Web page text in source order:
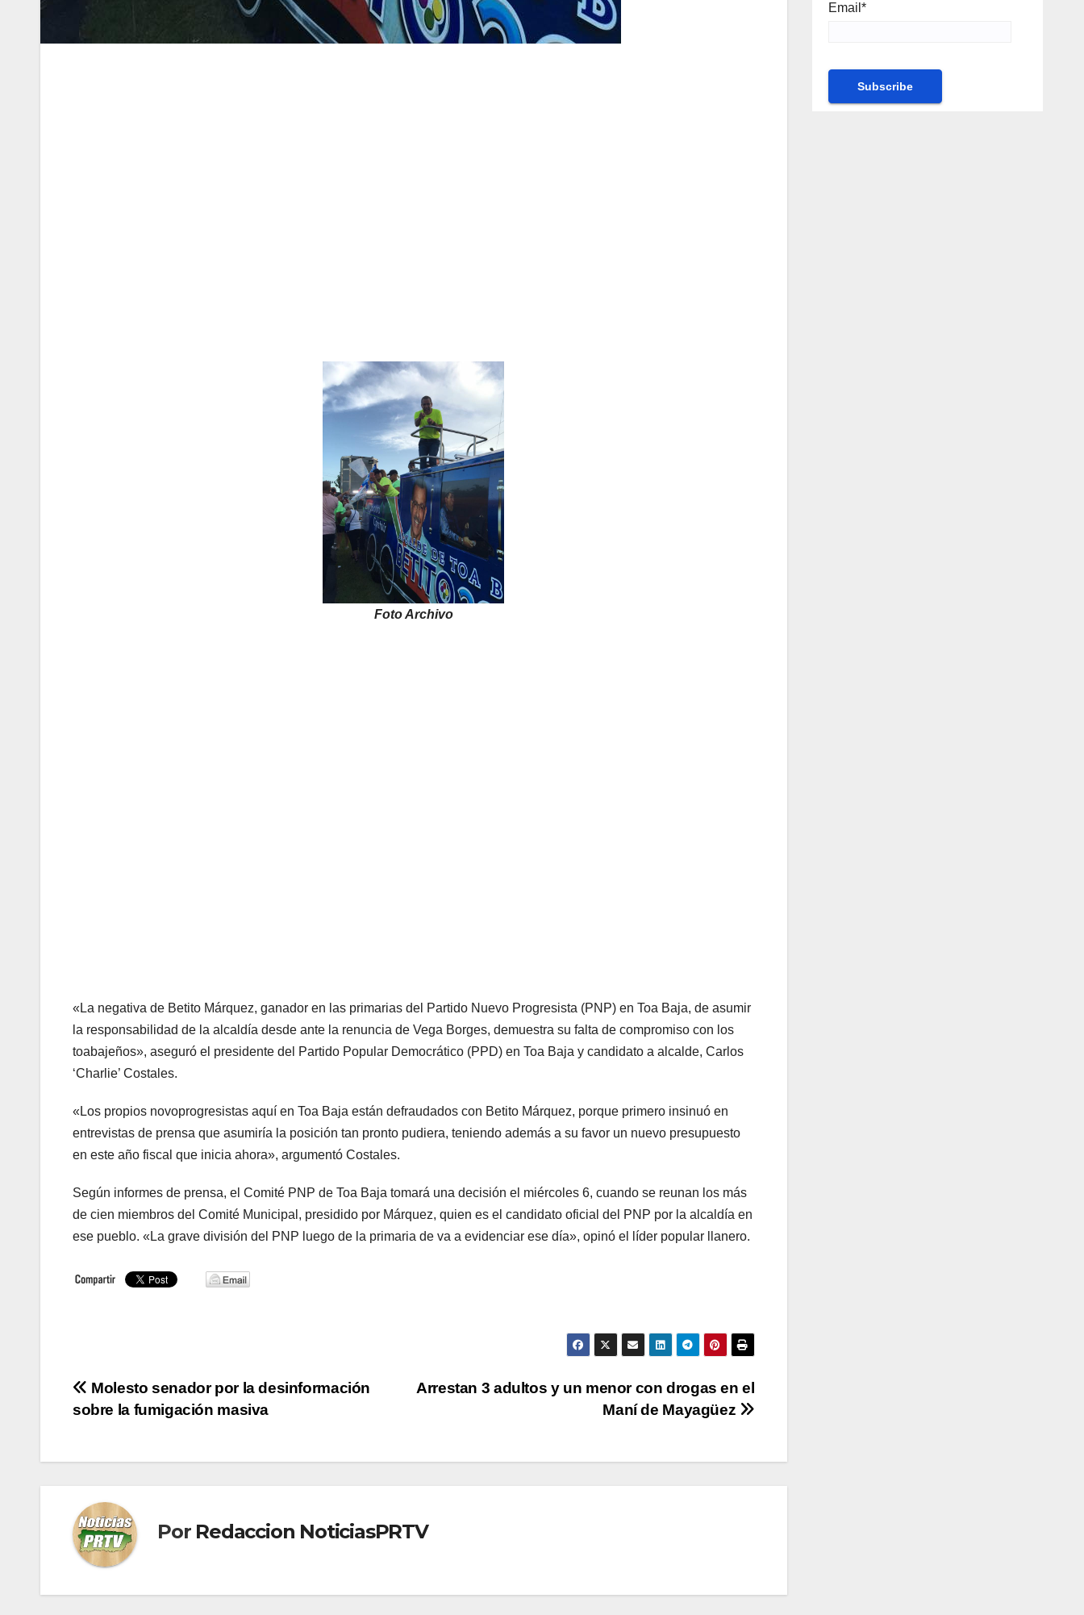
Foto Archivo
«La negativa de Betito Márquez, ganador en las primarias del Partido Nuevo Progresista (PNP) en Toa Baja, de asumir
la responsabilidad de la alcaldía desde ante la renuncia de Vega Borges, demuestra su falta de compromiso con los
toabajeños», aseguró el presidente del Partido Popular Democrático (PPD) en Toa Baja y candidato a alcalde, Carlos
‘Charlie’ Costales.
«Los propios novoprogresistas aquí en Toa Baja están defraudados con Betito Márquez, porque primero insinuó en
entrevistas de prensa que asumiría la posición tan pronto pudiera, teniendo además a su favor un nuevo presupuesto
en este año fiscal que inicia ahora», argumentó Costales.
Según informes de prensa, el Comité PNP de Toa Baja tomará una decisión el miércoles 6, cuando se reunan los más
de cien miembros del Comité Municipal, presidido por Márquez, quien es el candidato oficial del PNP por la alcaldía en
ese pueblo. «La grave división del PNP luego de la primaria de va a evidenciar ese día», opinó el líder popular llanero.
Navegación
entradas
Arrestan 3 adultos y un menor con drogas en el
Maní de Mayagüez
Molesto senador por la desinformación
sobre la fumigación masiva
Por Redaccion NoticiasPRTV
Email*